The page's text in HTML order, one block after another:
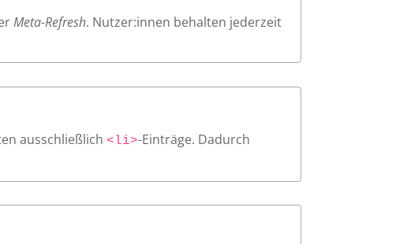
Meta-Refresh. Nutzer:innen behalten jederzeit
ausschließlich <li>-Einträge. Dadurch